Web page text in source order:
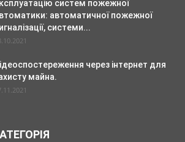
систем пожежної
автоматичної пожежної
системи...
через інтернет для
майна.